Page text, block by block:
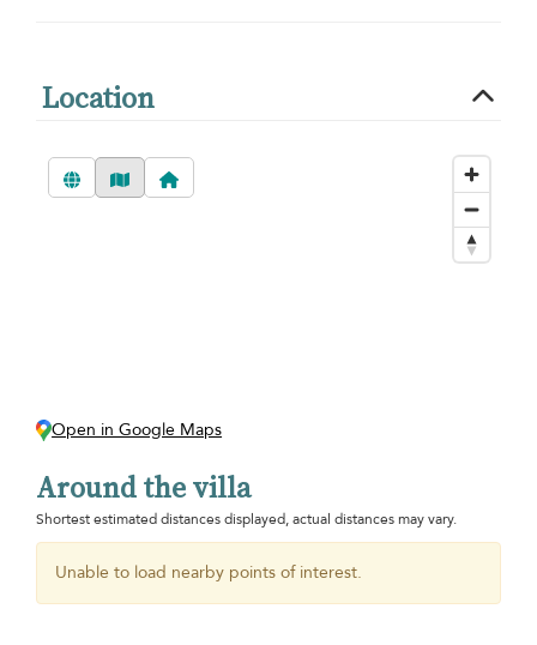
Location
Open in Google Maps
Around the villa
Shortest estimated distances displayed, actual distances may vary.
Unable to load nearby points of interest.